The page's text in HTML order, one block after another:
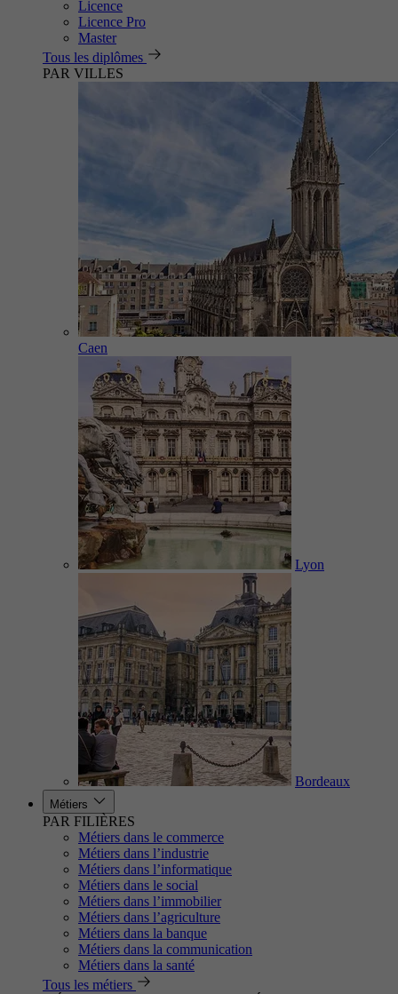
Licence
Licence Pro
Master
Tous les diplômes
PAR VILLES
Caen
Lyon
Bordeaux
Métiers
PAR FILIÈRES
Métiers dans le commerce
Métiers dans l’industrie
Métiers dans l’informatique
Métiers dans le social
Métiers dans l’immobilier
Métiers dans l’agriculture
Métiers dans la banque
Métiers dans la communication
Métiers dans la santé
Tous les métiers